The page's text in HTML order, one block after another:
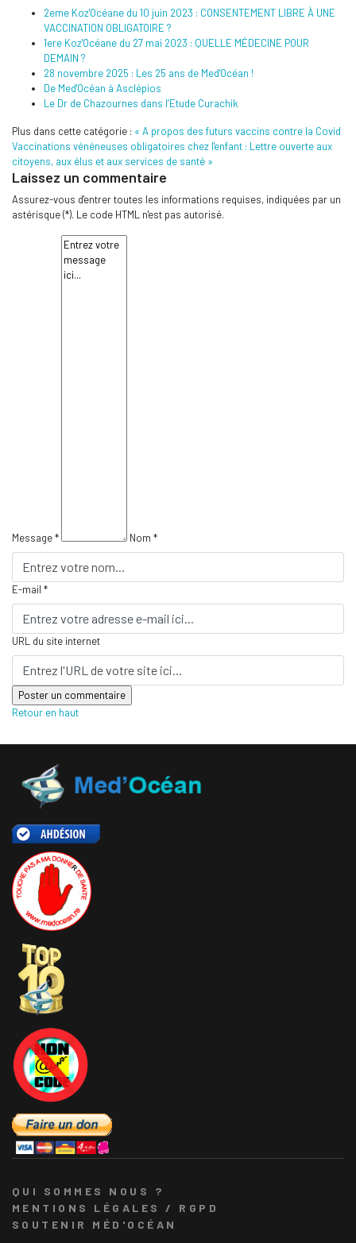
2eme Koz'Océane du 10 juin 2023 : CONSENTEMENT LIBRE À UNE
VACCINATION OBLIGATOIRE ?
1ere Koz'Océane du 27 mai 2023 : QUELLE MÉDECINE POUR
DEMAIN ?
28 novembre 2025 : Les 25 ans de Med'Océan !
De Med'Océan à Asclépios
Le Dr de Chazournes dans l’Etude Curachik
Plus dans cette catégorie : « A propos des futurs vaccins contre la Covid
Vaccinations vénéneuses obligatoires chez l'enfant : Lettre ouverte aux
citoyens, aux élus et aux services de santé »
Laissez un commentaire
Assurez-vous d'entrer toutes les informations requises, indiquées par un
astérisque (*). Le code HTML n'est pas autorisé.
Message * Nom *
E-mail *
URL du site internet
Retour en haut
QUI SOMMES NOUS ?
MENTIONS LÉGALES / RGPD
SOUTENIR MÉD'OCÉAN